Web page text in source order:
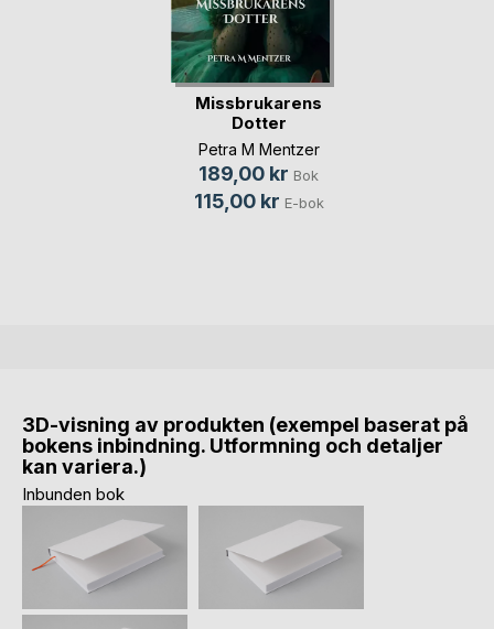
Missbrukarens
Dotter
Petra M Mentzer
189,00 kr Bok
115,00 kr E-bok
3D-visning av produkten (exempel baserat på
bokens inbindning. Utformning och detaljer
kan variera.)
Inbunden bok